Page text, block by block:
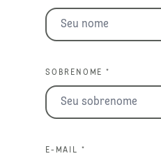
SOBRENOME *
E-MAIL *